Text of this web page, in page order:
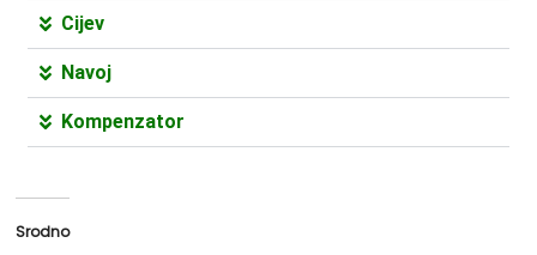
Cijev
Navoj
Kompenzator
Srodno